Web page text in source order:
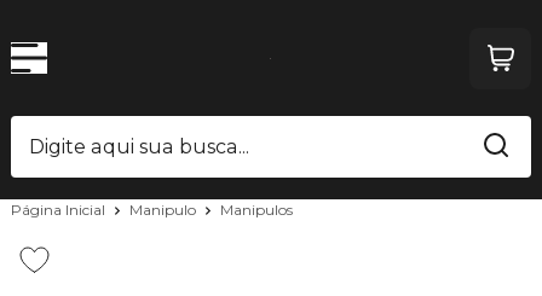
Página Inicial Manipulo Manipulos